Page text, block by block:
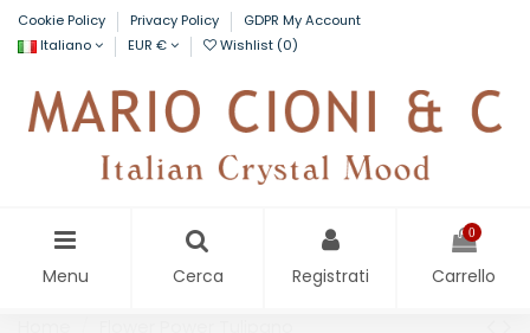
Cookie Policy Privacy Policy
GDPR My Account
Italiano
EUR € Wishlist (0)
Menu Cerca Registrati
0
Carrello